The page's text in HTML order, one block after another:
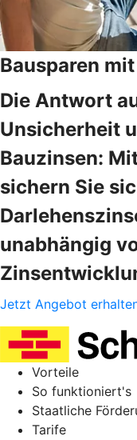
Bausparen
Die Antwort
Unsicherheit
Bauzinsen:
sichern Sie
unabhängig
Jetzt Angebot
Vorteile
So funktioniert's
Staatliche
Tarife